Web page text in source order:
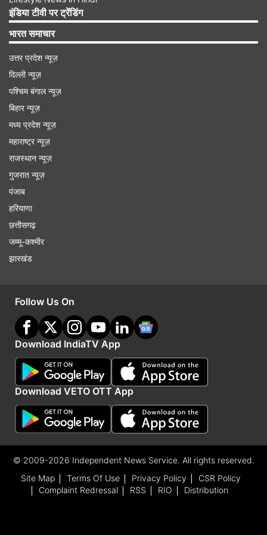
शुभ अंक- 1
(आचार्य इंदु प्रकाश देश के जाने-माने ज्योतिषी हैं, जिन्हें वास्तु,
सामुद्रिक शास्त्र और ज्योतिष शास्त्र का लंबा अनुभव है।
इंडिया टीवी पर आप इन्हें हर सुबह 7.30 बजे भविष्यवाणी में
देखते हैं।)
ये भी पढ़ें-
Chanakya Niti: सफल लीडर बनने के लिए 3 गुणों का
होना है सबसे जरूरी, तभी दुनिया मानेगी आपका लोहा
Astrology: अंगारों पर चलने का दम रखते हैं 4 राशियों के
लोग, इनका साहस दिलाता है इन्हें बड़ी उपलब्धि
Advertisement
इंडिया टीवी पर ट्रेंडिंग
भारत समाचार
उत्तर प्रदेश न्यूज़
दिल्ली न्यूज़
पश्चिम बंगाल न्यूज़
बिहार न्यूज़
मध्य प्रदेश न्यूज़
महाराष्ट्र न्यूज़
राजस्थान न्यूज़
गुजरात न्यूज़
पंजाब
हरियाणा
छत्तीसगढ़
जम्मू-कश्मीर
झारखंड
Follow Us On
Download IndiaTV App
Download VETO OTT App
© 2009-2026 Independent News Service. All rights reserved.
Site Map
Terms Of Use Privacy Policy
CSR Policy
Complaint Redressal
RSS RIO Distribution